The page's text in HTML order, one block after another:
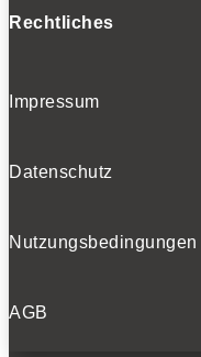
Rechtliches
Impressum
Datenschutz
Nutzungsbedingungen
AGB